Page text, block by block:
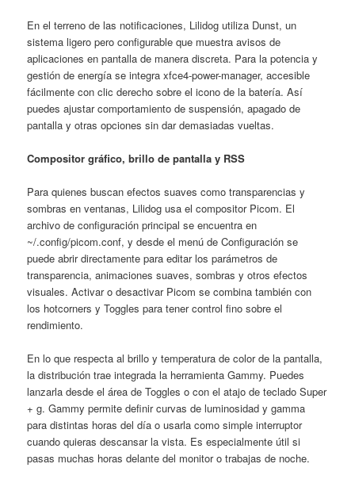
En el terreno de las notificaciones, Lilidog utiliza Dunst, un
sistema ligero pero configurable que muestra avisos de
aplicaciones en pantalla de manera discreta. Para la potencia y
gestión de energía se integra xfce4-power-manager, accesible
fácilmente con clic derecho sobre el icono de la batería. Así
puedes ajustar comportamiento de suspensión, apagado de
pantalla y otras opciones sin dar demasiadas vueltas.
Compositor gráfico, brillo de pantalla y RSS
Para quienes buscan efectos suaves como transparencias y
sombras en ventanas, Lilidog usa el compositor Picom. El
archivo de configuración principal se encuentra en
~/.config/picom.conf, y desde el menú de Configuración se
puede abrir directamente para editar los parámetros de
transparencia, animaciones suaves, sombras y otros efectos
visuales. Activar o desactivar Picom se combina también con
los hotcorners y Toggles para tener control fino sobre el
rendimiento.
En lo que respecta al brillo y temperatura de color de la pantalla,
la distribución trae integrada la herramienta Gammy. Puedes
lanzarla desde el área de Toggles o con el atajo de teclado Super
+ g. Gammy permite definir curvas de luminosidad y gamma
para distintas horas del día o usarla como simple interruptor
cuando quieras descansar la vista. Es especialmente útil si
pasas muchas horas delante del monitor o trabajas de noche.